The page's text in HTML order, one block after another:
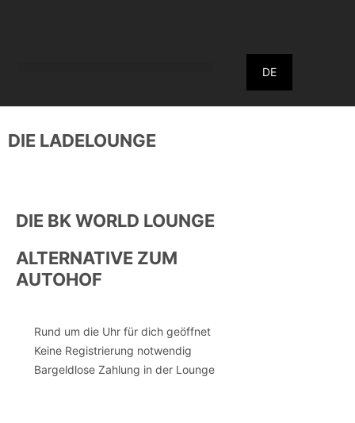
DE
Elektroauto laden
Alle Fabrikate
DIE LADELOUNGE
DIE BK WORLD LOUNGE
ALTERNATIVE ZUM
AUTOHOF
Rund um die Uhr für dich geöffnet
Keine Registrierung notwendig
Bargeldlose Zahlung in der Lounge